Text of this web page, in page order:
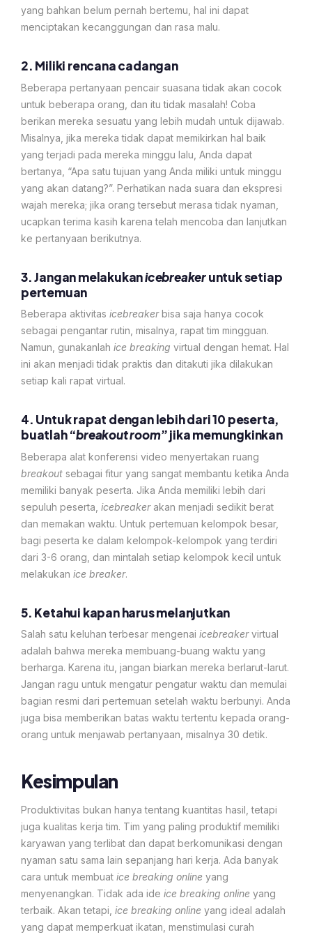
yang bahkan belum pernah bertemu, hal ini dapat
menciptakan kecanggungan dan rasa malu.
2. Miliki rencana cadangan
Beberapa pertanyaan pencair suasana tidak akan cocok
untuk beberapa orang, dan itu tidak masalah! Coba
berikan mereka sesuatu yang lebih mudah untuk dijawab.
Misalnya, jika mereka tidak dapat memikirkan hal baik
yang terjadi pada mereka minggu lalu, Anda dapat
bertanya, “Apa satu tujuan yang Anda miliki untuk minggu
yang akan datang?”. Perhatikan nada suara dan ekspresi
wajah mereka; jika orang tersebut merasa tidak nyaman,
ucapkan terima kasih karena telah mencoba dan lanjutkan
ke pertanyaan berikutnya.
3. Jangan melakukanicebreakeruntuk setiap
pertemuan
Beberapa aktivitas icebreakerbisa saja hanya cocok
sebagai pengantar rutin, misalnya, rapat tim mingguan.
Namun, gunakanlah ice breaking virtual dengan hemat. Hal
ini akan menjadi tidak praktis dan ditakuti jika dilakukan
setiap kali rapat virtual.
4. Untuk rapat dengan lebih dari 10 peserta,
buatlah “breakout room” jika memungkinkan
Beberapa alat konferensi video menyertakan ruang
breakout sebagai fitur yang sangat membantu ketika Anda
memiliki banyak peserta. Jika Anda memiliki lebih dari
sepuluh peserta, icebreaker akan menjadi sedikit berat
dan memakan waktu. Untuk pertemuan kelompok besar,
bagi peserta ke dalam kelompok-kelompok yang terdiri
dari 3-6 orang, dan mintalah setiap kelompok kecil untuk
melakukan ice breaker.
5. Ketahui kapan harus melanjutkan
Salah satu keluhan terbesar mengenai icebreakervirtual
adalah bahwa mereka membuang-buang waktu yang
berharga. Karena itu, jangan biarkan mereka berlarut-larut.
Jangan ragu untuk mengatur pengatur waktu dan memulai
bagian resmi dari pertemuan setelah waktu berbunyi. Anda
juga bisa memberikan batas waktu tertentu kepada orang-
orang untuk menjawab pertanyaan, misalnya 30 detik.
Kesimpulan
Produktivitas bukan hanya tentang kuantitas hasil, tetapi
juga kualitas kerja tim. Tim yang paling produktif memiliki
karyawan yang terlibat dan dapat berkomunikasi dengan
nyaman satu sama lain sepanjang hari kerja. Ada banyak
cara untuk membuat ice breaking online yang
menyenangkan. Tidak ada ide ice breaking online yang
terbaik. Akan tetapi, ice breaking online yang ideal adalah
yang dapat memperkuat ikatan, menstimulasi curah